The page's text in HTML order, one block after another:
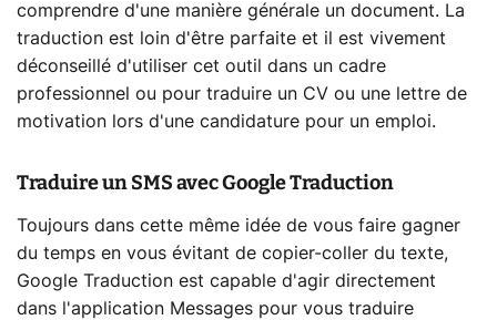
comprendre d'une manière générale un document. La
traduction est loin d'être parfaite et il est vivement
déconseillé d'utiliser cet outil dans un cadre
professionnel ou pour traduire un CV ou une lettre de
motivation lors d'une candidature pour un emploi.
Traduire un SMS avec Google Traduction
Toujours dans cette même idée de vous faire gagner
du temps en vous évitant de copier-coller du texte,
Google Traduction est capable d'agir directement
dans l'application Messages pour vous traduire